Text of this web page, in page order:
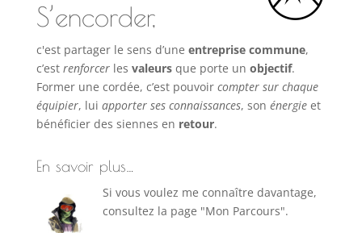
S’encorder,
c'est partager le sens d’une entreprise commune,
c’est renforcerles valeursque porte un objectif.
Former une cordée, c’est pouvoircompter sur chaque
équipier, lui apporter ses connaissances, son énergieet
bénéficier des siennes en retour.
En savoir plus…
Si vous voulez me connaître davantage,
consultez la page "Mon Parcours".